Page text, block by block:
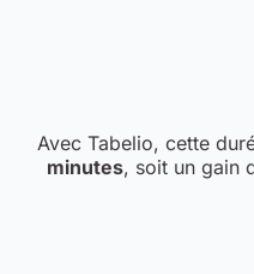
Avec Tabelio, cette
minutes, soit un gain